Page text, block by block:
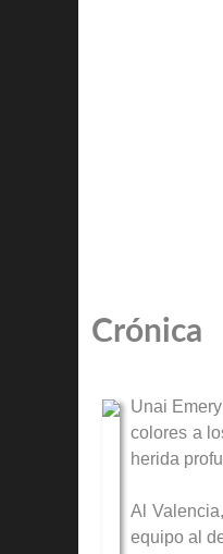
Crónica
Unai
colores a
herida
Al
equipo al